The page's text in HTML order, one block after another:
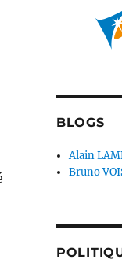
BLOGS
Alain
Bruno